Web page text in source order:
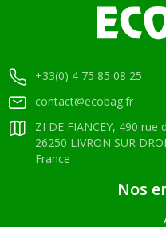
+33(0) 4 75 85 08 25
contact@ecobag.fr
ZI DE FIANCEY, 490 rue
26250 LIVRON SUR
France
Nos